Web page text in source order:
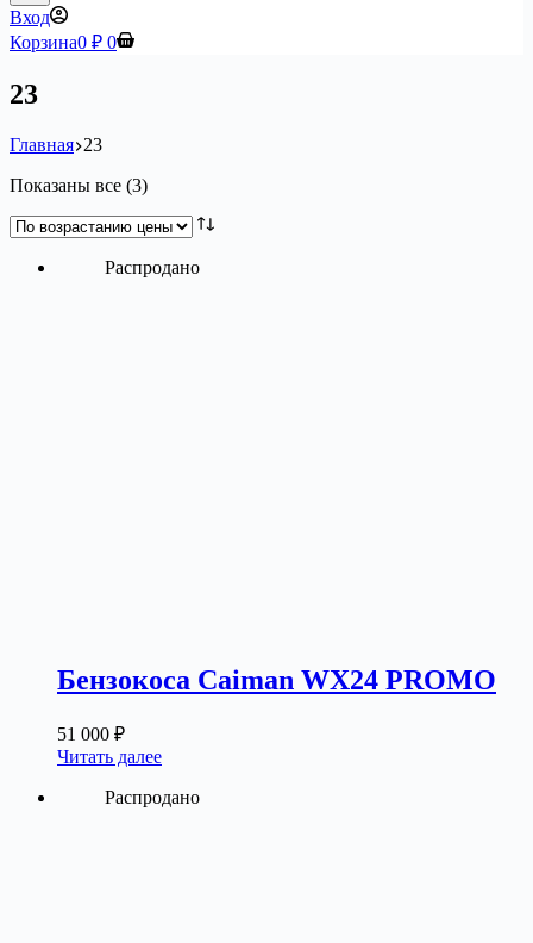
Вход
Корзина0 ₽ 0
23
Главная 23
Показаны все (3)Цены:
возрастанию
Распродано
Бензокоса Caiman WX24 PROMO
51 000 ₽
Читать далее
Распродано